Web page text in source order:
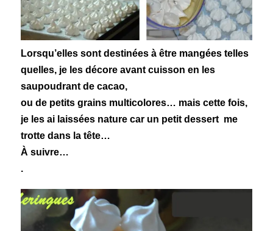
Lorsqu’elles sont destinées à être mangées telles
quelles, je les décore avant cuisson en les
saupoudrant de cacao,
ou de petits grains multicolores… mais cette fois,
je les ai laissées nature car un petit dessert me
trotte dans la tête…
À suivre…
.